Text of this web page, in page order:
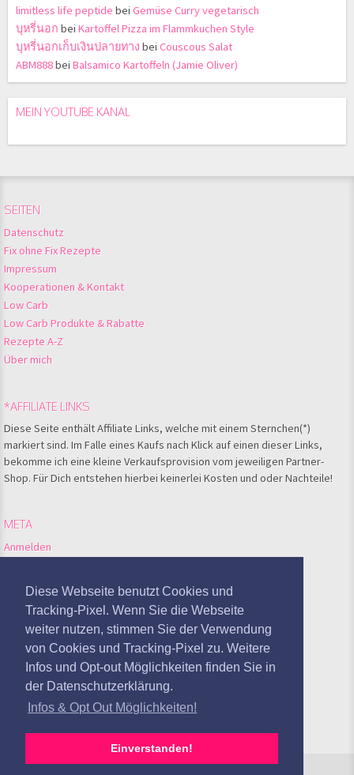
Diese Webseite benutzt Cookies und
Tracking-Pixel. Wenn Sie die Webseite
weiter nutzen, stimmen Sie der Verwendung
von Cookies und Tracking-Pixel zu. Weitere
Infos und Opt-out Möglichkeiten finden Sie in
der Datenschutzerklärung.
Infos & Opt Out Möglichkeiten!
Einverstanden!
limitless life peptide bei Gemüse Curry vegetarisch
บุหรี่นอก bei Kartoffel Pizza im Flammkuchen Style
บุหรี่นอกเก็บเงินปลายทาง bei Couscous Salat
ABM888bei Balsamico Kartoffeln (Jamie Oliver)
MEIN YOUTUBE KANAL
SEITEN
Datenschutz
Fix ohne Fix Rezepte
Impressum
Kooperationen & Kontakt
Low Carb
Low Carb Produkte & Rabatte
Rezepte A-Z
Über mich
*AFFILIATE LINKS
Diese Seite enthält Affiliate Links, welche mit einem Sternchen(*)
markiert sind. Im Falle eines Kaufs nach Klick auf einen dieser Links,
bekomme ich eine kleine Verkaufsprovision vom jeweiligen Partner-
Shop. Für Dich entstehen hierbei keinerlei Kosten und oder Nachteile!
META
Anmelden
Google Analytics deaktivieren